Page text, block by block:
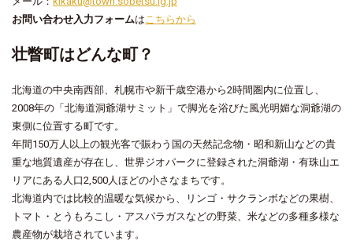
お問い合わせ入力フォームはこちらから
壮瞥町はどんな町？
北海道の中央南西部、札幌市や新千歳空港から2時間圏内に位置し、
2008年の「北海道洞爺湖サミット」で脚光を浴びた風光明媚な洞爺湖の
東側に位置する町です。
年間150万人以上の観光客で賑わう国の天然記念物・昭和新山などの貴
重な地質遺産が存在し、世界ジオパークに登録された洞爺湖・有珠山エ
リアにある人口2,500人ほどの小さなまちです。
北海道内では比較的温暖な気候から、リンゴ・サクランボなどの果樹、
トマト・とうもろこし・アスパラガスなどの野菜、米などの多種多様な
農産物が栽培されています。